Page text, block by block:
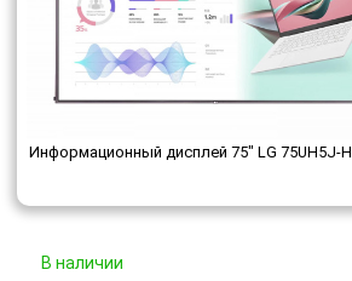
Информационный дисплей 75" LG 75UH5J-H
В наличии